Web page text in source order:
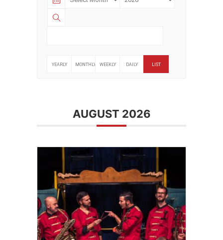
YEARLY MONTHLY WEEKLY DAILY LIST
AUGUST 2026